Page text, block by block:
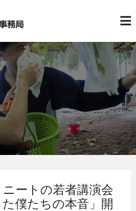
ートの若者講演会
た僕たちの本音」開